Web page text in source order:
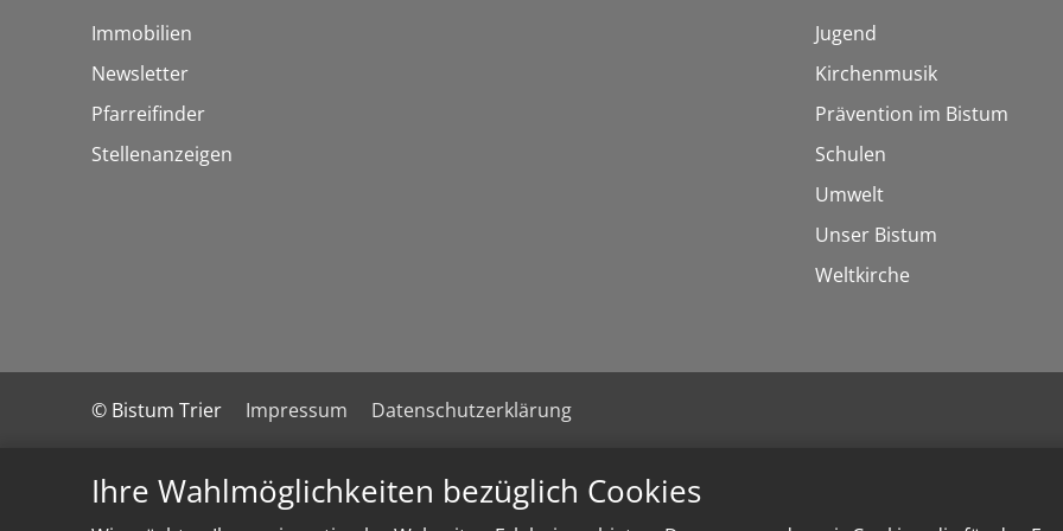
Ihre Wahlmöglichkeiten bezüglich Cookies
Immobilien
Newsletter
Pfarreifinder
Stellenanzeigen
Jugend
Kirchenmusik
Prävention im Bistum
Schulen
Umwelt
Unser Bistum
Weltkirche
© Bistum Trier Impressum Datenschutzerklärung